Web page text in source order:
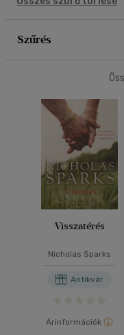
További
Típus
Könyv
(5319)
Antikvár (47926)
E-könyv(6538)
Akció
Csak akciós(173)
Szűrés
Visszatérés
Nicholas Sparks
Antikvár
Árinformációk